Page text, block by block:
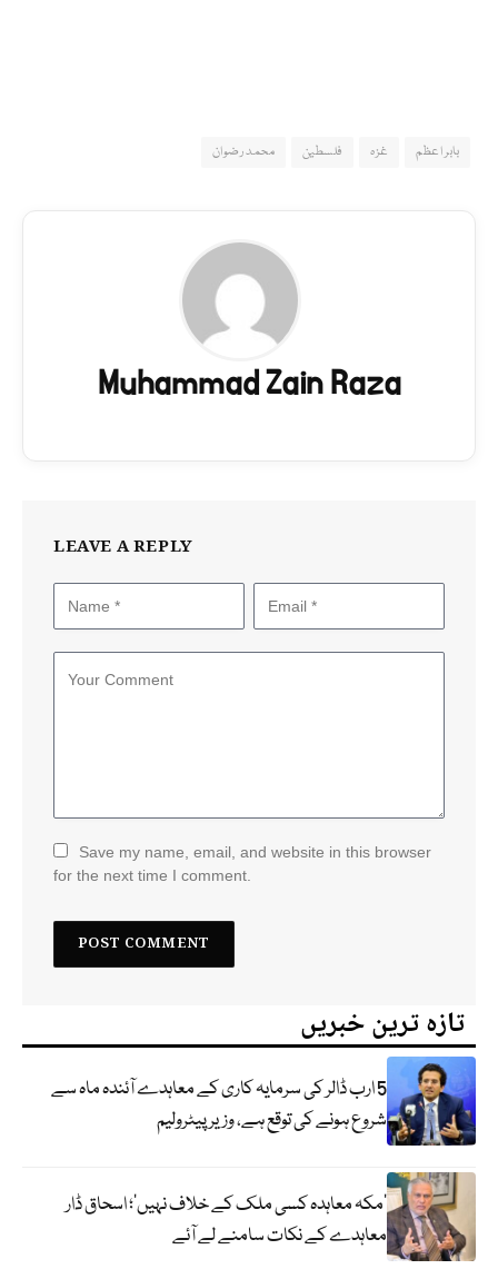
بابر اعظم غزہ فلسطین محمد رضوان
Muhammad Zain Raza
LEAVE A REPLY
Save my name, email, and website in this browser
for the next time I comment.
تازہ ترین خبریں
5 ارب ڈالر کی سرمایہ کاری کے معاہدے آئندہ ماہ سے
شروع ہونے کی توقع ہے، وزیر پیٹرولیم
‘مکہ معاہدہ کسی ملک کے خلاف نہیں’؛ اسحاق ڈار
معاہدے کے نکات سامنے لے آئے